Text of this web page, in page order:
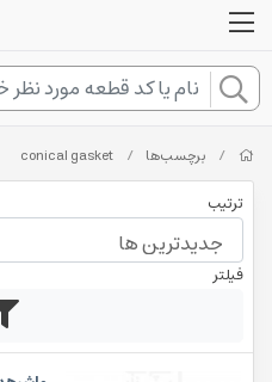
/ برچسب‌ها /
conical gasket
ترتیب
فیلتر